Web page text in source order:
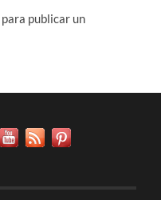
para publicar un